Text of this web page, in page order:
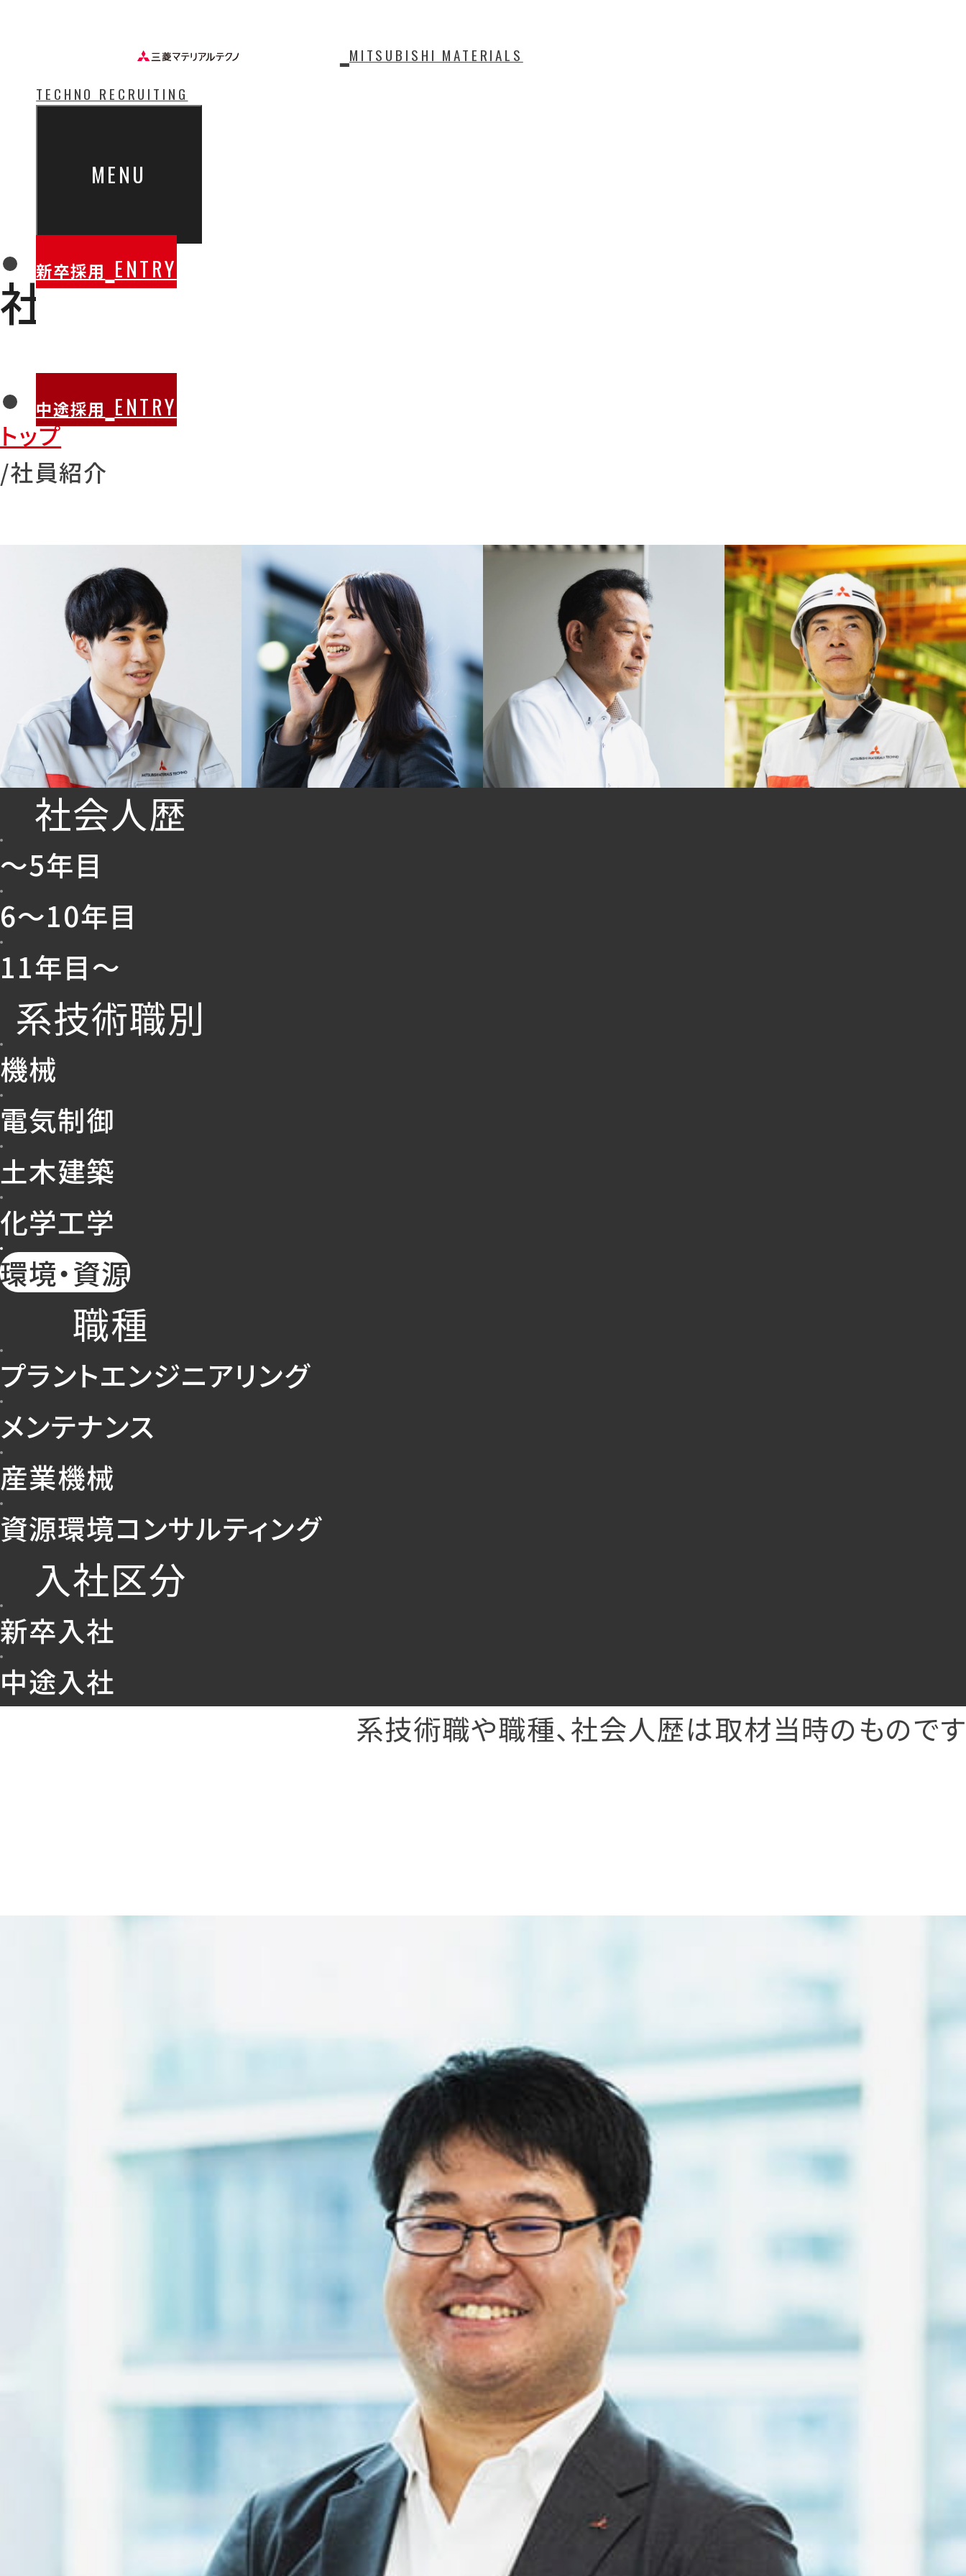
MITSUBISHI MATERIALS
TECHNO RECRUITING
MENU
新卒採用 ENTRY
中途採用 ENTRY
社員紹介
トップ
社員紹介
社会人歴
～5年目
6〜10年目
11年目～
系技術職別
機械
電気制御
土木建築
化学工学
環境・資源
職種
プラントエンジニアリング
メンテナンス
産業機械
資源環境コンサルティング
入社区分
新卒入社
中途入社
系技術職や職種、社会人歴は取材当時のものです